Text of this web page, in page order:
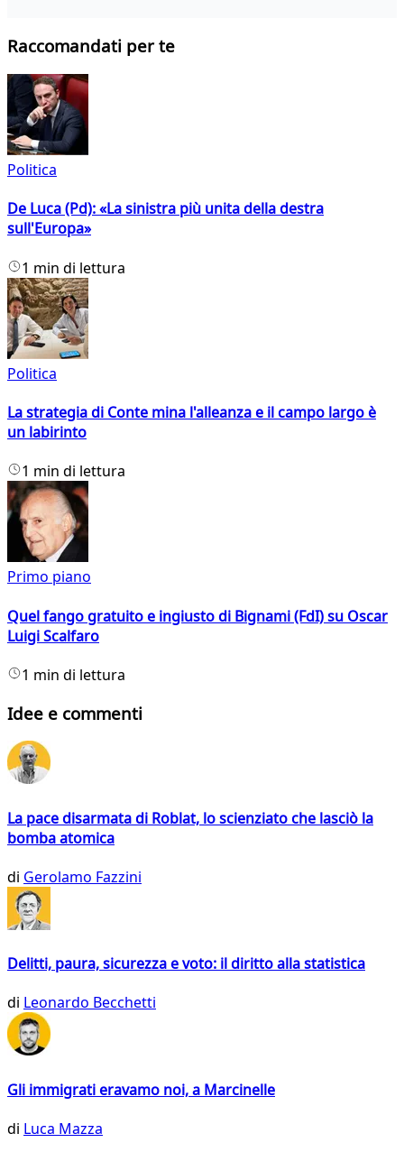
Raccomandati per te
Politica
De Luca (Pd): «La sinistra più unita della destra
sull'Europa»
1 min di lettura
Politica
La strategia di Conte mina l'alleanza e il campo largo è
un labirinto
1 min di lettura
Primo piano
Quel fango gratuito e ingiusto di Bignami (FdI) su Oscar
Luigi Scalfaro
1 min di lettura
Idee e commenti
La pace disarmata di Roblat, lo scienziato che lasciò la
bomba atomica
di Gerolamo Fazzini
Delitti, paura, sicurezza e voto: il diritto alla statistica
di Leonardo Becchetti
Gli immigrati eravamo noi, a Marcinelle
di Luca Mazza